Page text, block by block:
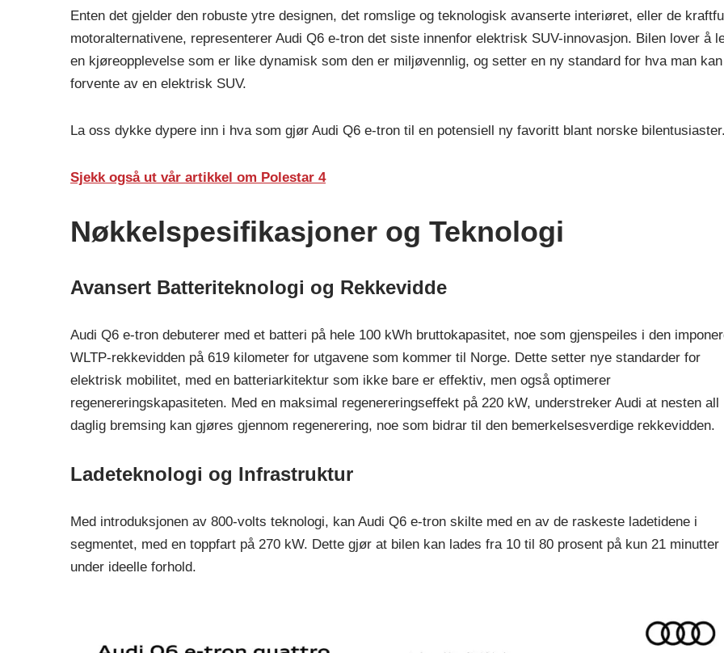
Enten det gjelder den robuste ytre designen, det romslige og teknologisk avanserte interiøret, eller de
motoralternativene, representerer Audi Q6 e-tron det siste innenfor elektrisk SUV-innovasjon. Bilen lover å
en kjøreopplevelse som er like dynamisk som den er miljøvennlig, og setter en ny standard for hva man kan
forvente av en elektrisk SUV.
La oss dykke dypere inn i hva som gjør Audi Q6 e-tron til en potensiell ny favoritt blant norske bilentusiaster.
Sjekk også ut vår artikkel om Polestar 4
Nøkkelspesifikasjoner og Teknologi
Avansert Batteriteknologi og Rekkevidde
Audi Q6 e-tron debuterer med et batteri på hele 100 kWh bruttokapasitet, noe som gjenspeiles i den
WLTP-rekkevidden på 619 kilometer for utgavene som kommer til Norge. Dette setter nye standarder for
elektrisk mobilitet, med en batteriarkitektur som ikke bare er effektiv, men også optimerer
regenereringskapasiteten. Med en maksimal regenereringseffekt på 220 kW, understreker Audi at nesten all
daglig bremsing kan gjøres gjennom regenerering, noe som bidrar til den bemerkelsesverdige rekkevidden.
Ladeteknologi og Infrastruktur
Med introduksjonen av 800-volts teknologi, kan Audi Q6 e-tron skilte med en av de raskeste ladetidene i
segmentet, med en toppfart på 270 kW. Dette gjør at bilen kan lades fra 10 til 80 prosent på kun 21 minutter
under ideelle forhold.